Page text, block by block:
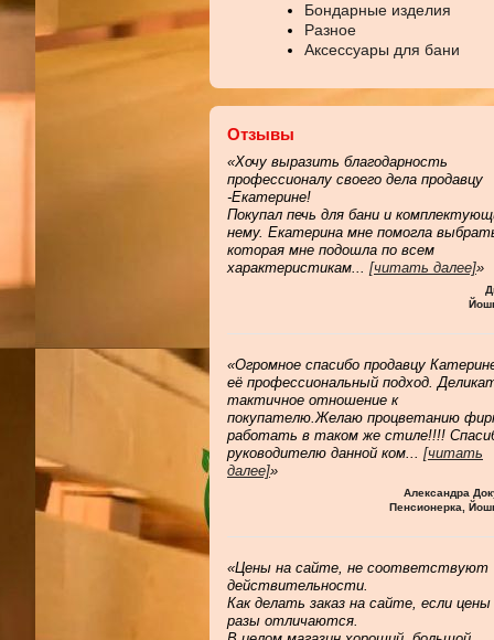
Бондарные изделия
Разное
Аксессуары для бани
Отзывы
«Хочу выразить благодарность
профессионалу своего дела продавцу
-Екатерине!
Покупал печь для бани и
нему. Екатерина мне помогла
которая мне подошла по всем
характеристикам
[читать далее]»
«Огромное спасибо продавцу
её профессиональный подход.
тактичное отношение к
покупателю.Желаю процветанию
работать в таком же стиле!!!!
руководителю данной ком
[читать
далее]»
Александра
Пенсионерка,
«Цены на сайте, не соответствуют
действительности.
Как делать заказ на сайте, если цены
разы отличаются.